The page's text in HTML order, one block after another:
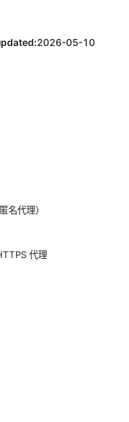
2026-05-10
名代理）
代理